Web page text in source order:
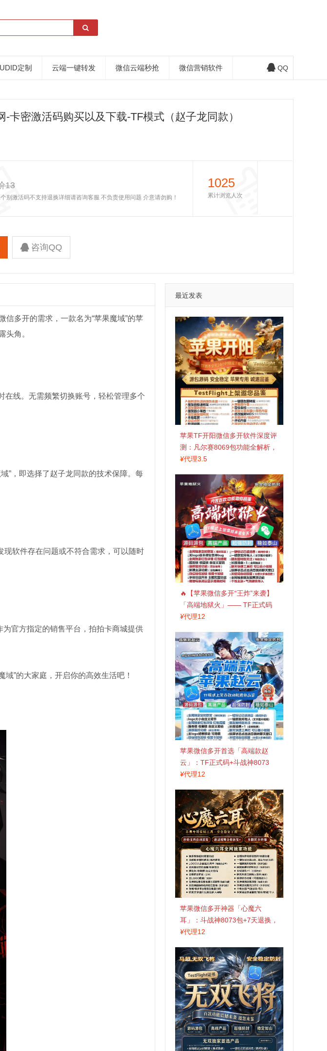
UDID定制 云端一键转发 微信云端秒抢 微信营销软件 QQ
-卡密激活码购买以及下载-TF模式（赵子龙同款）
13
别激活码不支持退换详细请咨询客服 不负责使用问题 介意请勿购！
1025
累计浏览人次
咨询QQ
多开的需求，一款名为“苹果魔域”的苹
头角。
在线。无需频繁切换账号，轻松管理多个
”，即选择了赵子龙同款的技术保障。每
现软件存在问题或不符合需求，可以随时
为官方指定的销售平台，拍拍卡商城提供
”的大家庭，开启你的高效生活吧！
最近发表
苹果TF开阳微信多开软件深度评
测：凡尔赛8069包功能全解析，
TestFlight稳定版上架，激活认准
¥代理3.5
🔥【苹果微信多开“王炸”来袭】
「高端地狱火」—— TF正式码
+斗战神8073包，7天退换，安全
¥代理12
苹果微信多开首选「高端款赵
云」：TF正式码+斗战神8073
包，7天退换认准拍拍卡激活码
¥代理12
苹果微信多开神器「心魔六
耳」：斗战神8073包+7天退换，
认准拍拍卡激活码商城
¥代理12